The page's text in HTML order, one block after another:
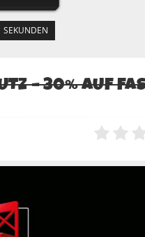
– 30% AUF